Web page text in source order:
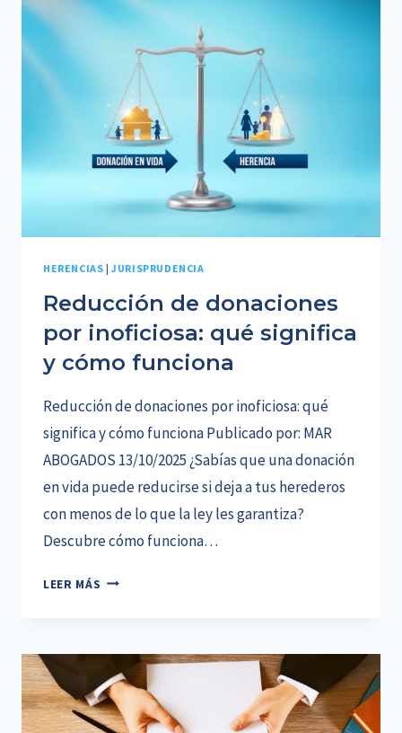
OCURRE
CUANDO
ACUERDO
ENTRE
LOS
HEREDEROS
HERENCIAS |JURISPRUDENCIA
Reducción de donaciones
por inoficiosa: qué significa
y cómo funciona
Reducción de donaciones por inoficiosa: qué
significa y cómo funciona Publicado por: MAR
ABOGADOS 13/10/2025 ¿Sabías que una donación
en vida puede reducirse si deja a tus herederos
con menos de lo que la ley les garantiza?
Descubre cómo funciona…
LEER MÁS REDUCCIÓN
INOFICIOSA:
QUÉ
SIGNIFICA
Y